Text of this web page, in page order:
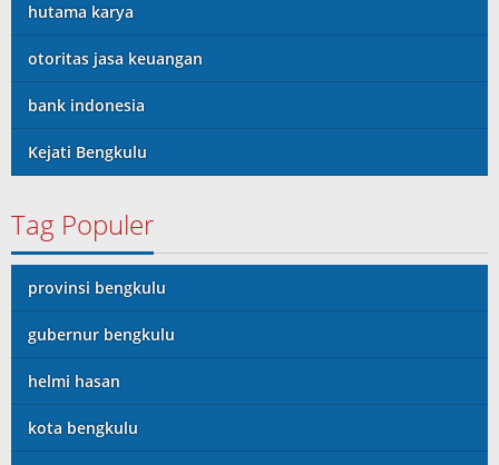
hutama karya
otoritas jasa keuangan
bank indonesia
Kejati Bengkulu
Tag Populer
provinsi bengkulu
gubernur bengkulu
helmi hasan
kota bengkulu